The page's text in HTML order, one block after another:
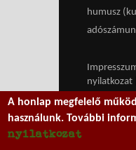
humusz
nyilatkozat
A honlap megfelelő
használunk. További
nyilatkozat